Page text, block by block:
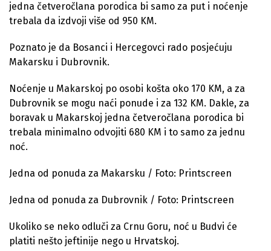
jedna četveročlana porodica bi samo za put i noćenje
trebala da izdvoji više od 950 KM.
Poznato je da Bosanci i Hercegovci rado posjećuju
Makarsku i Dubrovnik.
Noćenje u Makarskoj po osobi košta oko 170 KM, a za
Dubrovnik se mogu naći ponude i za 132 KM. Dakle, za
boravak u Makarskoj jedna četveročlana porodica bi
trebala minimalno odvojiti 680 KM i to samo za jednu
noć.
Jedna od ponuda za Makarsku / Foto: Printscreen
Jedna od ponuda za Dubrovnik / Foto: Printscreen
Ukoliko se neko odluči za Crnu Goru, noć u Budvi će
platiti nešto jeftinije nego u Hrvatskoj.